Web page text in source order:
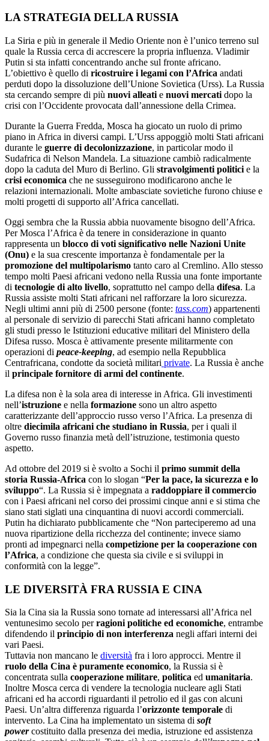
LA STRATEGIA DELLA RUSSIA
La Siria e più in generale il Medio Oriente non è l’unico terreno sul
quale la Russia cerca di accrescere la propria influenza. Vladimir
Putin si sta infatti concentrando anche sul fronte africano.
L’obiettivo è quello di ricostruire i legami con l’Africa andati
perduti dopo la dissoluzione dell’Unione Sovietica (Urss). La Russia
sta cercando sempre di più nuovi alleati e nuovi mercati dopo la
crisi con l’Occidente provocata dall’annessione della Crimea.
Durante la Guerra Fredda, Mosca ha giocato un ruolo di primo
piano in Africa in diversi campi. L’Urss appoggiò molti Stati africani
durante le guerre di decolonizzazione, in particolar modo il
Sudafrica di Nelson Mandela. La situazione cambiò radicalmente
dopo la caduta del Muro di Berlino. Gli stravolgimenti politici e la
crisi economica che ne susseguirono modificarono anche le
relazioni internazionali. Molte ambasciate sovietiche furono chiuse e
molti progetti di supporto all’Africa cancellati.
Oggi sembra che la Russia abbia nuovamente bisogno dell’Africa.
Per Mosca l’Africa è da tenere in considerazione in quanto
rappresenta un blocco di voti significativo nelle Nazioni Unite
(Onu) e la sua crescente importanza è fondamentale per la
promozione del multipolarismo tanto caro al Cremlino. Allo stesso
tempo molti Paesi africani vedono nella Russia una fonte importante
di tecnologie di alto livello, soprattutto nel campo della difesa. La
Russia assiste molti Stati africani nel rafforzare la loro sicurezza.
Negli ultimi anni più di 2500 persone (fonte: tass.com) appartenenti
al personale di servizio di parecchi Stati africani hanno completato
gli studi presso le Istituzioni educative militari del Ministero della
Difesa russo. Mosca è attivamente presente militarmente con
operazioni di peace-keeping, ad esempio nella Repubblica
Centrafricana, condotte da società militari private. La Russia è anche
il principale fornitore di armi del continente.
La difesa non è la sola area di interesse in Africa. Gli investimenti
nell’istruzione e nella formazione sono un altro aspetto
caratterizzante dell’approccio russo verso l’Africa. La presenza di
oltre diecimila africani che studiano in Russia, per i quali il
Governo russo finanzia metà dell’istruzione, testimonia questo
aspetto.
Ad ottobre del 2019 si è svolto a Sochi il primo summit della
storia Russia-Africa con lo slogan “Per la pace, la sicurezza e lo
sviluppo“. La Russia si è impegnata a raddoppiare il commercio
con i Paesi africani nel corso dei prossimi cinque anni e si stima che
siano stati siglati una cinquantina di nuovi accordi commerciali.
Putin ha dichiarato pubblicamente che “Non parteciperemo ad una
nuova ripartizione della ricchezza del continente; invece siamo
pronti ad impegnarci nella competizione per la cooperazione con
l’Africa, a condizione che questa sia civile e si sviluppi in
conformità con la legge”.
LE DIVERSITÀ FRA RUSSIA E CINA
Sia la Cina sia la Russia sono tornate ad interessarsi all’Africa nel
ventunesimo secolo perragioni politiche ed economiche, entrambe
difendendo il principio di non interferenza negli affari interni dei
vari Paesi.
Tuttavia non mancano le diversità fra i loro approcci. Mentre il
ruolo della Cina è puramente economico, la Russia si è
concentrata sulla cooperazione militare, politica ed umanitaria.
Inoltre Mosca cerca di vendere la tecnologia nucleare agli Stati
africani ed ha accordi riguardanti il petrolio ed il gas con alcuni
Paesi. Un’altra differenza riguarda l’orizzonte temporale di
intervento. La Cina ha implementato un sistema di soft
power costituito dalla presenza dei media, istruzione ed assistenza